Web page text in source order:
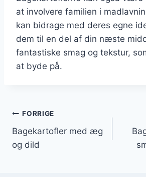
at involvere familien i
kan bidrage med deres egne
dem til en del af din næste
fantastiske smag og tekstur,
at byde på.
Indlægsnavigation
FORRIGE
Bagekartofler med æg
og dild